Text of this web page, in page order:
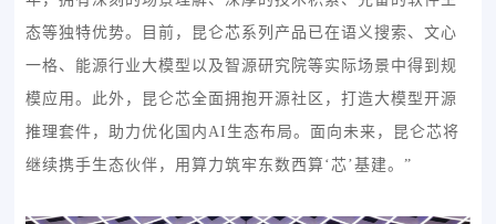
态等独特优势。目前，昆仑芯系列产品已在语义搜索、文心
一格、能源行业大模型以及智源研究院等实际场景中得到规
模应用。此外，昆仑芯全面拥抱开源社区，打造大模型开源
推理套件，助力优化国内AI生态布局。面向未来，昆仑芯将
继续携手生态伙伴，用算力筑牢东数西算‘芯’基建。”